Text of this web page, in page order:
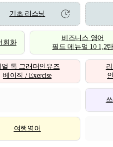
기초 리스닝
회화
비즈니스 영어
필드 메뉴얼 10 1,2탄
얼 톡 그래머인유즈
베이직 / Exercise
여행영어